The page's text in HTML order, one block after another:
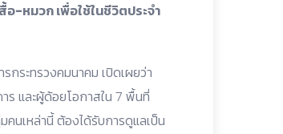
อ-หมวก เพื่อใช้ในชีวิตประจำ
ระทรวงคมนาคม เปิดเผยว่า
ร และผู้ด้อยโอกาสใน 7 พื้นที่
นเหล่านี้ ต้องได้รับการดูแลเป็น